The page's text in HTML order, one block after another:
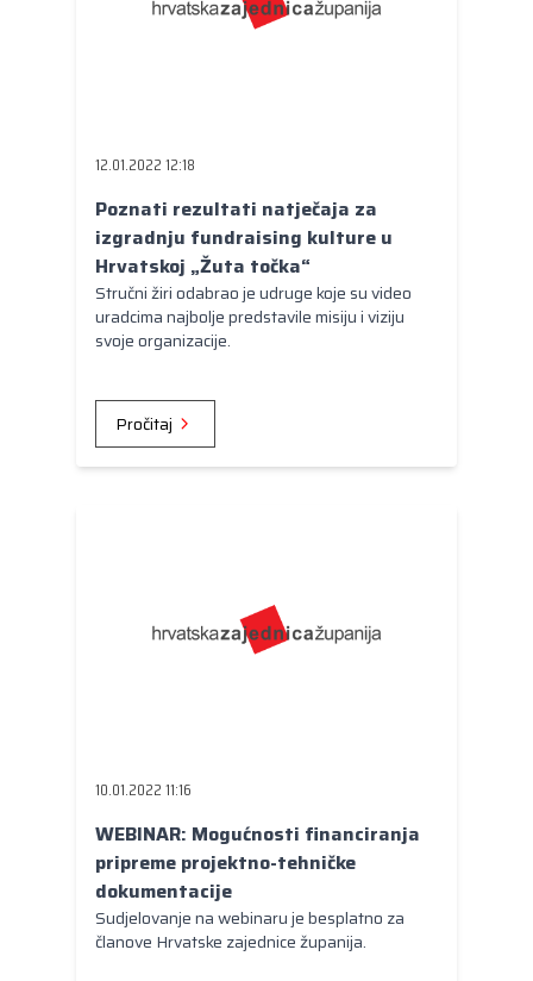
12.01.2022 12:18
Poznati rezultati natječaja za
izgradnju fundraising kulture u
Hrvatskoj „Žuta točka“
Stručni žiri odabrao je udruge koje su video
uradcima najbolje predstavile misiju i viziju
svoje organizacije.
Pročitaj
10.01.2022 11:16
WEBINAR: Mogućnosti financiranja
pripreme projektno-tehničke
dokumentacije
Sudjelovanje na webinaru je besplatno za
članove Hrvatske zajednice županija.